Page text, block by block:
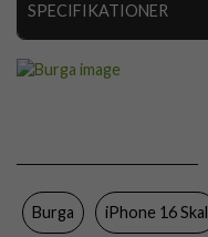
SPECIFIKATIONER
Färg
Burga iPhone 16 Skal